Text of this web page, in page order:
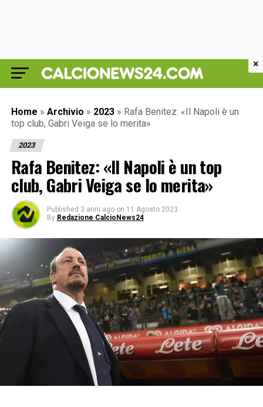
Home » Archivio » 2023 » Rafa Benitez: «Il Napoli è un
top club, Gabri Veiga se lo merita»
2023
Rafa Benitez: «Il Napoli è un top
club, Gabri Veiga se lo merita»
Published 3 anni ago on 11 Agosto 2023
By Redazione CalcioNews24
×